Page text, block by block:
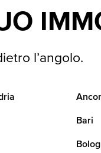
l’angolo.
Bari